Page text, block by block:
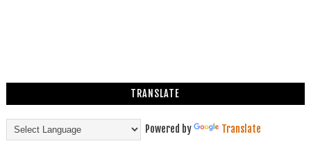
TRANSLATE
Powered by Translate